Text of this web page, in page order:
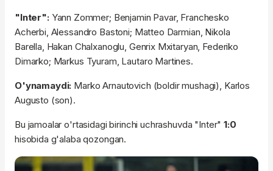
"Inter":Yann Zommer; Benjamin Pavar, Franchesko
Acherbi, Alessandro Bastoni; Matteo Darmian, Nikola
Barella, Hakan Chalxanoglu, Genrix Mxitaryan, Federiko
Dimarko; Markus Tyuram, Lautaro Martines.
O'ynamaydi: Marko Arnautovich (boldir mushagi), Karlos
Augusto (son).
Bu jamoalar o'rtasidagi birinchi uchrashuvda "Inter"1:0
hisobida g'alaba qozongan.